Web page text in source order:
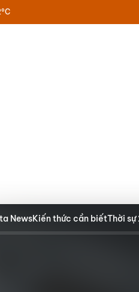
NewsKiến thức cần biếtThời sự